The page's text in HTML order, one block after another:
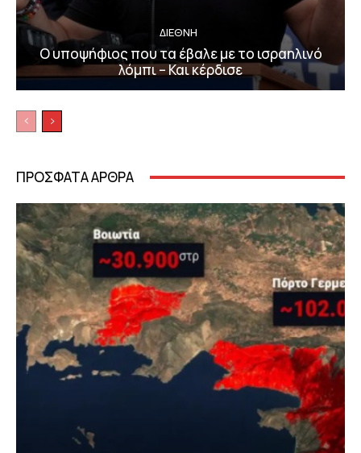
ΔΙΕΘΝΗ
Ο υποψήφιος που τα έβαλε με το ισραηλινό
λόμπι – Και κέρδισε
ΠΡΟΣΦΑΤΑ ΑΡΘΡΑ